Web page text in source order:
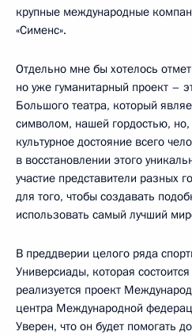
крупные международные
«Сименс».
Отдельно мне бы хотелось
но уже гуманитарный проект –
Большого театра, который
символом, нашей гордостью, но,
культурное достояние всего
в восстановлении этого
участие представители разных
для того, чтобы создавать
использовать самый лучший
В преддверии целого ряда
Универсиады, которая
реализуется проект
центра Международной
Уверен, что он будет помогать